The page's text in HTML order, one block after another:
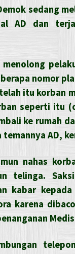
sedang
AD dan
nomor
itu korban
seperti itu
ke rumah
AD,
nahas
telinga.
kabar
karena